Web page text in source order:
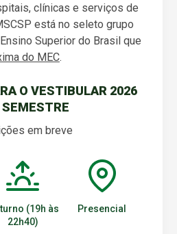
clínicas e serviços de
está no seleto grupo
Superior do Brasil que
do MEC.
O VESTIBULAR 2026
SEMESTRE
em breve
(19h às
22h40)
Presencial